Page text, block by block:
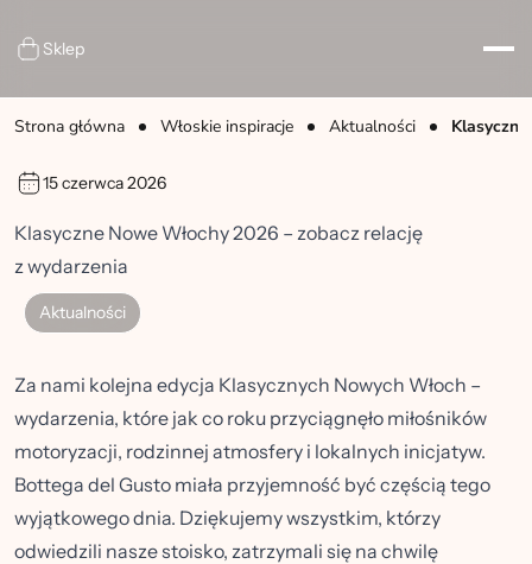
Sklep
Strona główna Włoskie inspiracje Aktualności
15 czerwca 2026
Klasyczne Nowe Włochy 2026 – zobacz relację
z wydarzenia
Aktualności
Za nami kolejna edycja Klasycznych Nowych Włoch –
wydarzenia, które jak co roku przyciągnęło miłośników
motoryzacji, rodzinnej atmosfery i lokalnych inicjatyw.
Bottega del Gusto miała przyjemność być częścią tego
wyjątkowego dnia. Dziękujemy wszystkim, którzy
odwiedzili nasze stoisko, zatrzymali się na chwilę